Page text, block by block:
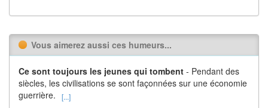
Vous aimerez aussi ces humeurs...
Ce sont toujours les jeunes qui tombent - Pendant des
siècles, les civilisations se sont façonnées sur une économie
guerrière.
[...]